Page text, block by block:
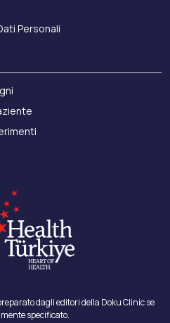
Personali
dagli editori della Doku Clinic se
specificato.